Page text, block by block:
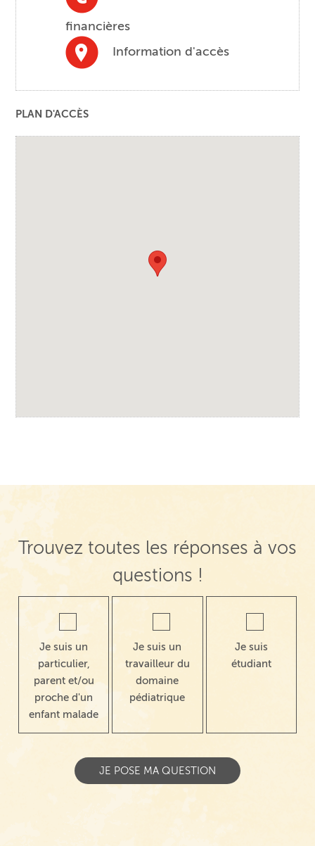
financières
Information d'accès
PLAN D'ACCÈS
Trouvez toutes les réponses à vos
questions !
Je suis un
particulier,
parent et/ou
proche d'un
enfant malade
Je suis un
travailleur du
domaine
pédiatrique
Je suis
étudiant